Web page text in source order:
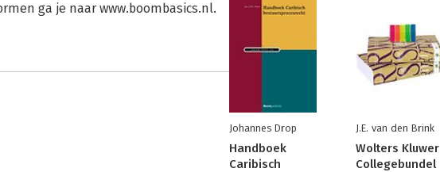
ga je naar www.boombasics.nl.
Johannes Drop
Handboek
Caribisch
J.E. van den Brink
Wolters Kluwer
Collegebundel